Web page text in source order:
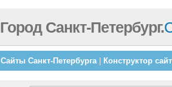
Город Санкт-Петербург.
Сайты Санкт-Петербурга| Конструктор